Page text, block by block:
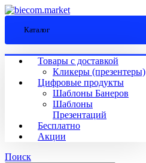
Каталог
Товары с доставкой
Кликеры (презентеры)
Цифровые продукты
Шаблоны Банеров
Шаблоны
Презентаций
Бесплатно
Акции
Поиск